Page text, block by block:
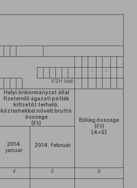
-
-
KSH kód:
Helyi önkormányzat által
fizetendő ágazati pótlék
kifizetőt terhelő,
közterhekkel növelt bruttó
összege
(Ft)
Előleg összege
(Ft)
(4+5)
2014.
január
2014. február
4 5 6